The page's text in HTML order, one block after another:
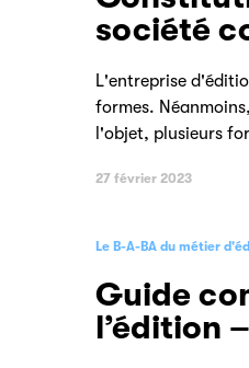
société
L'entreprise
formes.
l'objet, plusieurs
27 février 2023
Le B-A-BA du métier
Guide
l’édition